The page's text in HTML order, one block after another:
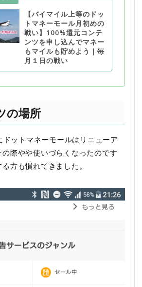
【バイマイル上等のドッ
トマネーモール月初めの
戦い】100%還元コンテ
ンツを申し込んでマネー
もマイルも貯めよう｜毎
月１日の戦い
の場所
ットマネーモールはリニューア
際やや使いづらくなったのです
方も慣れてきました。